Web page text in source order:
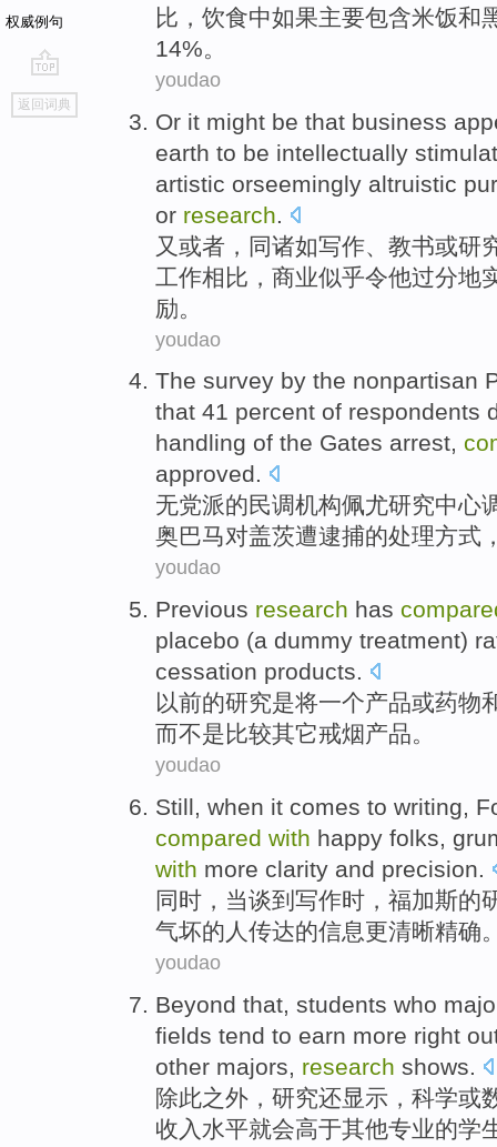
权威例句
go
top
返回词典
比 ，饮食中如果主要包含米饭和
14%。
youdao
Or it might be that business
earth to be intellectually
artistic orseemingly altruistic
or research
又 或者 ， 同诸如写作 教书或研
工作相比 ， 商业似乎令他过分地
励 。
youdao
The survey by the nonpartisan
that 41 percent of respondents
handling of the Gates arrest,
approved.
无党派的民调机构佩尤研究中心
奥巴马对盖茨遭逮捕的处理方式
youdao
Previous research has
placebo (a dummy treatment)
cessation products.
以前的研究是将一个产品或药物
而不是比较其它戒烟产品。
youdao
Still, when it comes to writing,
compared with happy folks,
with more clarity and precision.
同时 ， 当谈到 写作时， 福加斯的
气坏的人 传达的信息更清晰精确
youdao
Beyond that, students who
fields tend to earn more right
other majors, research shows.
除此之外， 研究还显示， 科学或
收入 水平就会高于其他专业的学